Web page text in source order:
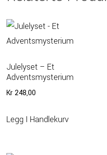
Julelyset – Et
Adventsmysterium
Kr 248,00
Legg I Handlekurv